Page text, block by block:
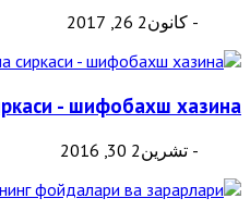
- كانون2 26, 2017
- шифобахш хазина
- تشرين2 30, 2016